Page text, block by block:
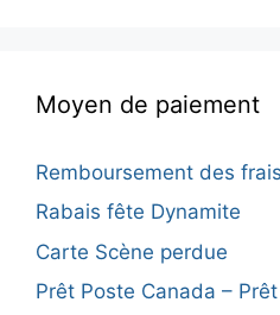
Moyen de paiement
Remboursement des
Rabais fête Dynamite
Carte Scène perdue
Prêt Poste Canada –